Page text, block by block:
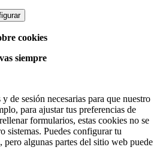
cookies
siempre
de sesión necesarias para que nuestro
para ajustar tus preferencias de
formularios, estas cookies no se
sistemas. Puedes configurar tu
pero algunas partes del sitio web puede